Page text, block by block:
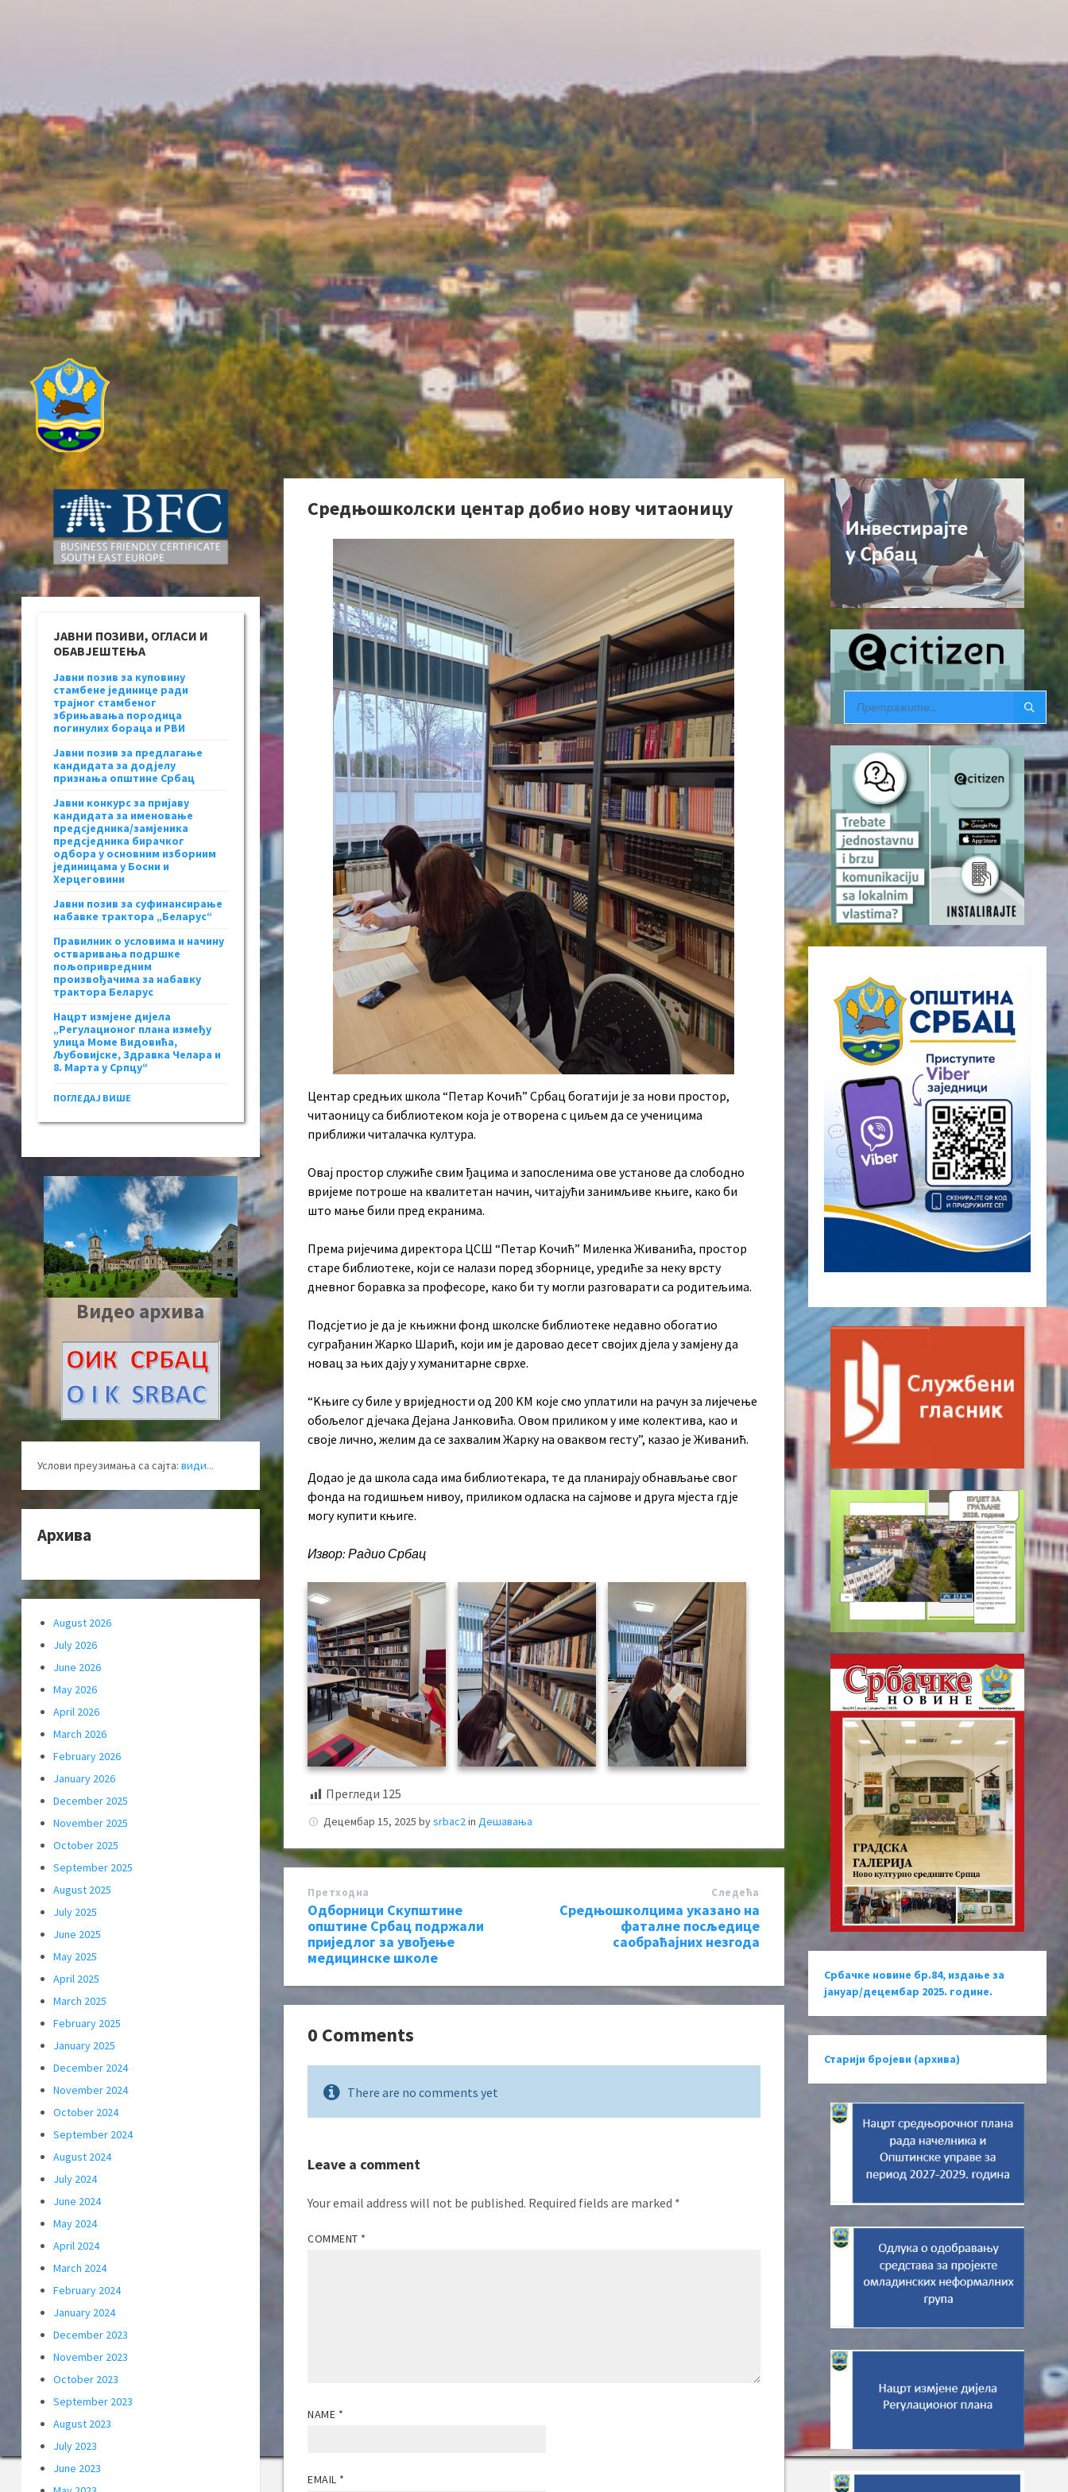
Средњошколски центар добио нову читаоницу
Центар средњих школа “Петар Kочић” Србац богатији је за нови простор,
читаоницу са библиотеком која је отворена с циљем да се ученицима
приближи читалачка култура.
Овај простор служиће свим ђацима и запосленима ове установе да слободно
вријеме потроше на квалитетан начин, читајући занимљиве књиге, како би
што мање били пред екранима.
Према ријечима директора ЦСШ “Петар Kочић” Миленка Живанића, простор
старе библиотеке, који се налази поред зборнице, уредиће за неку врсту
дневног боравка за професоре, како би ту могли разговарати са родитељима.
Подсјетио је да је књижни фонд школске библиотеке недавно обогатио
суграђанин Жарко Шарић, који им је даровао десет својих дјела у замјену да
новац за њих дају у хуманитарне сврхе.
“Kњиге су биле у вриједности од 200 KМ које смо уплатили на рачун за лијечење
обољелог дјечака Дејана Јанковића. Овом приликом у име колектива, као и
своје лично, желим да се захвалим Жарку на оваквом гесту”, казао је Живанић.
Додао је да школа сада има библиотекара, те да планирају обнављање свог
фонда на годишњем нивоу, приликом одласка на сајмове и друга мјеста гдје
могу купити књиге.
Извор: Радио Србац
Прегледи 125
Децембар 15, 2025 bysrbac2 in Дешавања
Претходна
Одборници Скупштине
општине Србац подржали
приједлог за увођење
медицинске школе
Следећa
Средњошколцима указано на
фаталне посљедице
саобраћајних незгода
0 Comments
There are no comments yet
Leave a comment
Your email address will not be published. Required fields are marked *
COMMENT *
NAME *
EMAIL *
ЈАВНИ ПОЗИВИ, ОГЛАСИ И
ОБАВЈЕШТЕЊА
Јавни позив за куповину
стамбене јединице ради
трајног стамбеног
збрињавања породица
погинулих бораца и РВИ
Јавни позив за предлагање
кандидата за додјелу
признања општине Србац
Јавни конкурс за пријаву
кандидата за именовање
предсједника/замјеника
предсједника бирачког
одбора у основним изборним
јединицама у Босни и
Херцеговини
Јавни позив за суфинансирање
набавке трактора „Беларус“
Правилник о условима и начину
остваривања подршке
пољопривредним
произвођачима за набавку
трактора Беларус
Нацрт измјене дијела
„Регулационог плана између
улица Моме Видовића,
Љубовијске, Здравка Челара и
8. Марта у Српцу“
ПОГЛЕДАЈ ВИШЕ
Видео архива
Услови преузимања са сајта: види...
Архива
August 2026
July 2026
June 2026
May 2026
April 2026
March 2026
February 2026
January 2026
December 2025
November 2025
October 2025
September 2025
August 2025
July 2025
June 2025
May 2025
April 2025
March 2025
February 2025
January 2025
December 2024
November 2024
October 2024
September 2024
August 2024
July 2024
June 2024
May 2024
April 2024
March 2024
February 2024
January 2024
December 2023
November 2023
October 2023
September 2023
August 2023
July 2023
June 2023
Србачке новине бр.84, издање за
јануар/децембар 2025. године.
Старији бројеви (архива)